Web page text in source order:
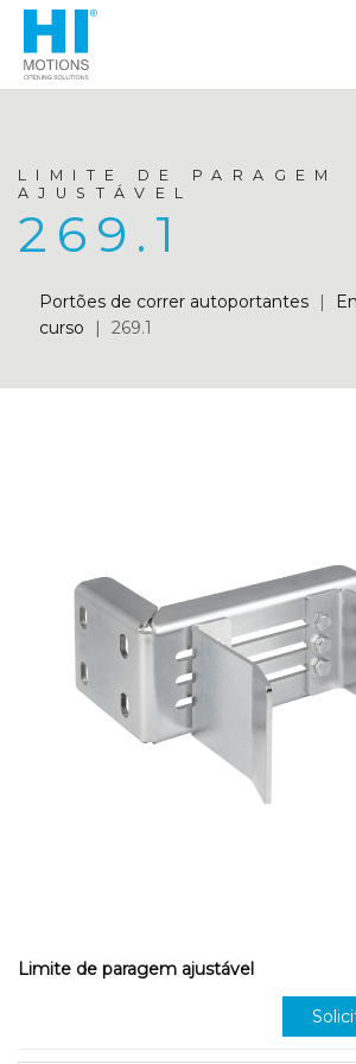
LIMITE DE PARAGEM
AJUSTÁVEL
269.1
Portões de correr autoportantes |
curso
| 269.1
Limite de paragem ajustável